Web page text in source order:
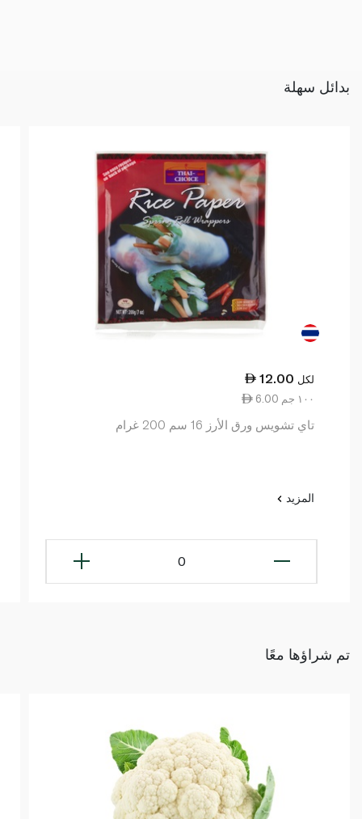
بدائل سهلة
12.00 لكل
6.00 ١٠٠ جم
تاي تشويس ورق الأرز 16 سم 200 غرام
المزيد
0
تم شراؤها معًا